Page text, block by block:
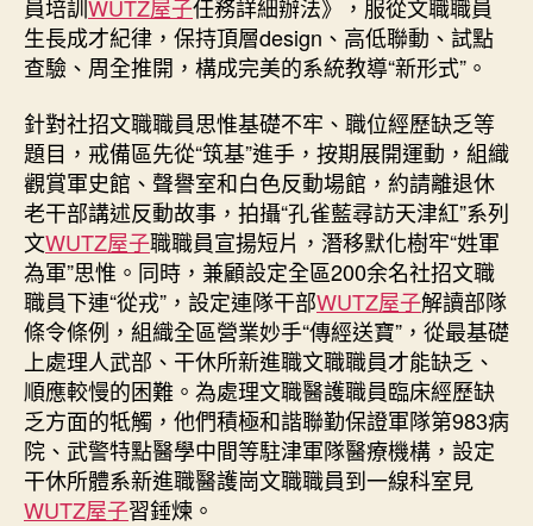
員培訓WUTZ屋子任務詳細辦法》，服從文職職員
生長成才紀律，保持頂層design、高低聯動、試點
查驗、周全推開，構成完美的系統教導“新形式”。
針對社招文職職員思惟基礎不牢、職位經歷缺乏等
題目，戒備區先從“筑基”進手，按期展開運動，組織
觀賞軍史館、聲譽室和白色反動場館，約請離退休
老干部講述反動故事，拍攝“孔雀藍尋訪天津紅”系列
文WUTZ屋子職職員宣揚短片，潛移默化樹牢“姓軍
為軍”思惟。同時，兼顧設定全區200余名社招文職
職員下連“從戎”，設定連隊干部WUTZ屋子解讀部隊
條令條例，組織全區營業妙手“傳經送寶”，從最基礎
上處理人武部、干休所新進職文職職員才能缺乏、
順應較慢的困難。為處理文職醫護職員臨床經歷缺
乏方面的牴觸，他們積極和諧聯勤保證軍隊第983病
院、武警特點醫學中間等駐津軍隊醫療機構，設定
干休所體系新進職醫護崗文職職員到一線科室見
WUTZ屋子習錘煉。